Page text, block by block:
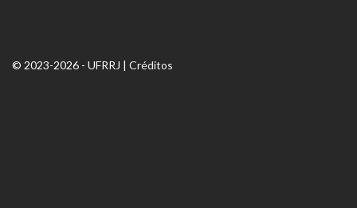
© 2023-2026 - UFRRJ | Créditos